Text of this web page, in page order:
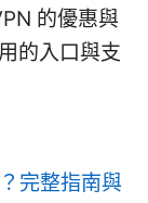
的優惠與
的入口與支
完整指南與